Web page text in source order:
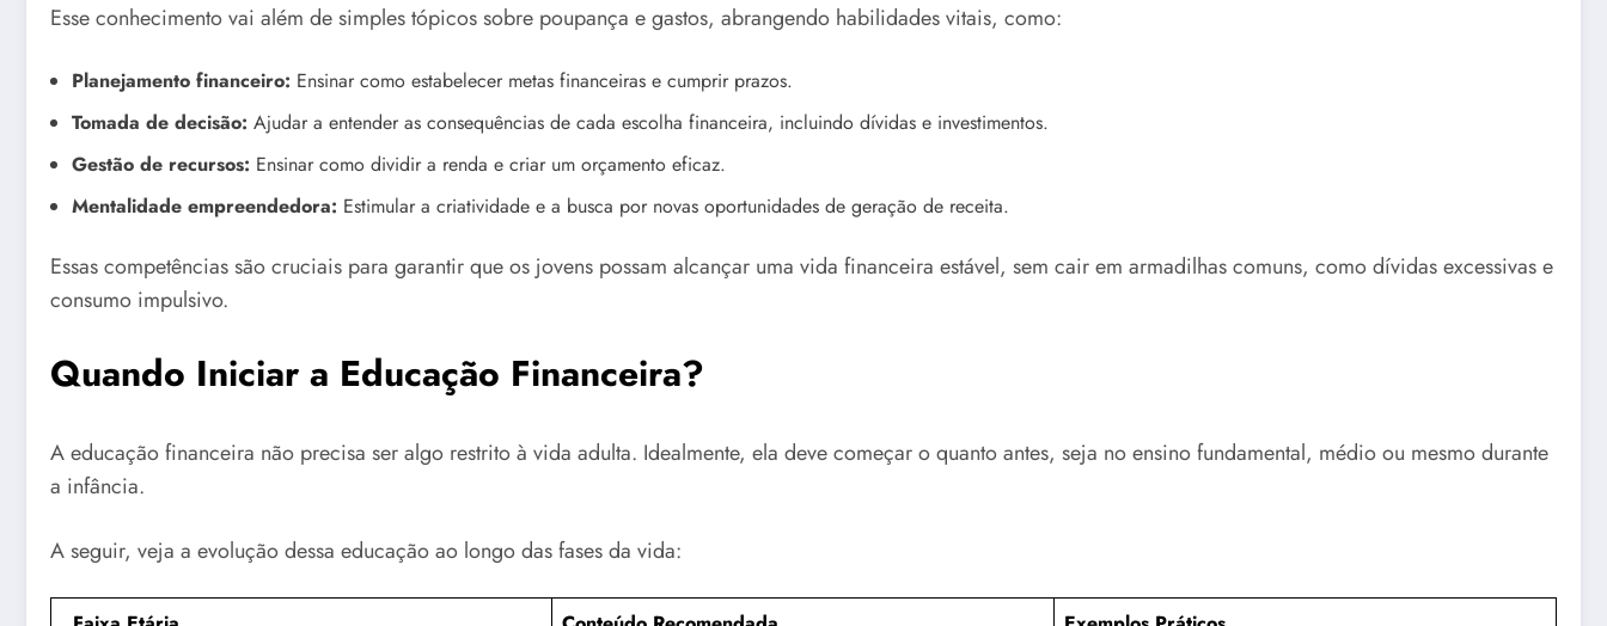
Esse conhecimento vai além de simples tópicos sobre poupança e gastos, abrangendo habilidades vitais, como:
Planejamento financeiro: Ensinar como estabelecer metas financeiras e cumprir prazos.
Tomada de decisão: Ajudar a entender as consequências de cada escolha financeira, incluindo dívidas e investimentos.
Gestão de recursos: Ensinar como dividir a renda e criar um orçamento eficaz.
Mentalidade empreendedora: Estimular a criatividade e a busca por novas oportunidades de geração de receita.
Essas competências são cruciais para garantir que os jovens possam alcançar uma vida financeira estável, sem cair em armadilhas comuns, como dívidas excessivas e
consumo impulsivo.
Quando Iniciar a Educação Financeira?
A educação financeira não precisa ser algo restrito à vida adulta. Idealmente, ela deve começar o quanto antes, seja no ensino fundamental, médio ou mesmo durante
a infância.
A seguir, veja a evolução dessa educação ao longo das fases da vida: